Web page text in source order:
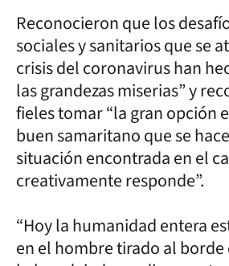
Reconocieron que los
sociales y sanitarios que se
crisis del coronavirus han
las grandezas miserias” y
fieles tomar “la gran opción
buen samaritano que se
situación encontrada en el
creativamente responde”.
“Hoy la humanidad entera
en el hombre tirado al